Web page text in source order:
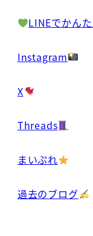
LINEでかん
Instagram
X
Threads
まいぷれ
過去のブログ